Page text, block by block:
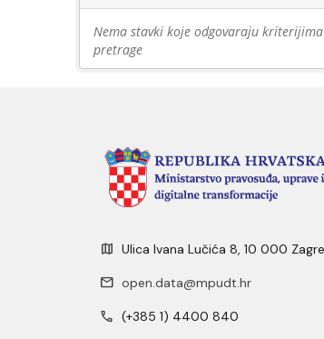
Nema stavki koje odgovaraju kriterijima
pretrage